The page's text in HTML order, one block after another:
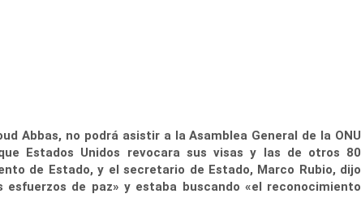
Abbas, no podrá asistir a la Asamblea General de la ONU
Estados Unidos revocara sus visas y las de otros 80
de Estado, y el secretario de Estado, Marco Rubio, dijo
de paz» y estaba buscando «el reconocimiento